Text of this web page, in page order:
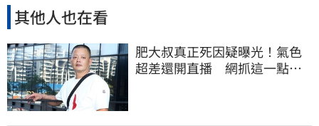
其他人也在看
肥大叔真正死因疑曝光！氣色
超差還開直播 網抓這一點超